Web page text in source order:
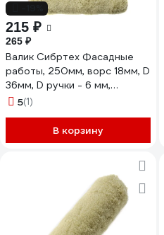
215 ₽
265 ₽
Валик Сибртех Фасадные
работы, 250мм, ворс 18мм, D
36мм, D ручки - 6 мм,
полиакрил, полиэстер 80225
5(1)
В корзину